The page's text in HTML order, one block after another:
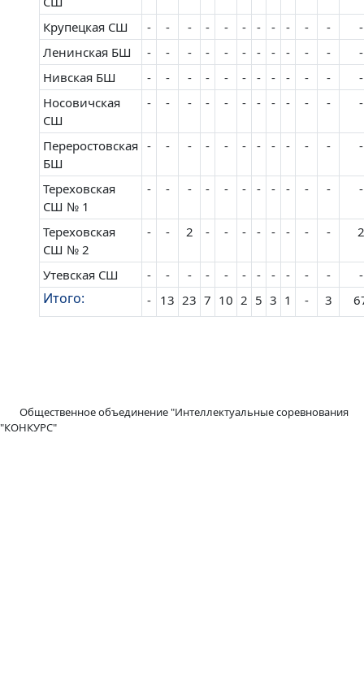
Крупецкая СШ - - - - - - - - - - -
-
Ленинская БШ
- - - - - - - - - - -
-
Нивская БШ
- - - - - - - - - - -
-
Носовичская
СШ
- - - - - - - - - - - -
Переростовская
БШ
- - - - - - - - - - - -
Тереховская
СШ № 1
- - - - - - - - - - - -
Тереховская
СШ № 2
- - 2 - - - - - - - - 2
Утевская СШ - - - - - - - - - - - -
Итого: - 13 23 7 10 2 5 3 1 - 3
Общественное объединение "Интеллектуальные соревнования
"КОНКУРС"